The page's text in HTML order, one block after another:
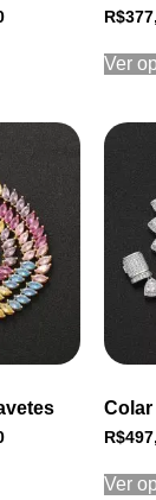
R$
Ver
R$
Ver